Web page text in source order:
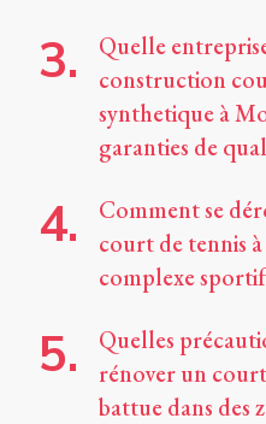
Quelle
construction
synthetique à
garanties de
Comment se
court de tennis
complexe
Quelles
rénover un
battue dans des